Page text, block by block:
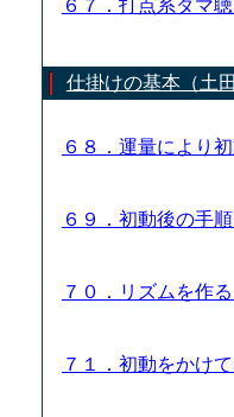
６７．打点系ダマ
仕掛けの基本（土
６８．運量により
６９．初動後の手
７０．リズムを作
７１．初動をかけ